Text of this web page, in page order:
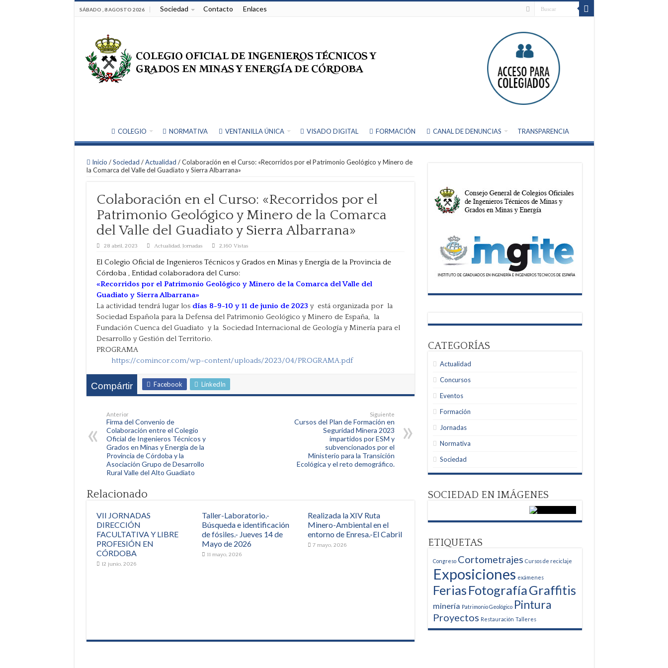
SÁBADO , 8 AGOSTO 2026 Sociedad Contacto Enlaces
COLEGIO NORMATIVA VENTANILLA ÚNICA VISADO DIGITAL FORMACIÓN CANAL DE DENUNCIAS TRANSPARENCIA
Inicio / Sociedad / Actualidad / Colaboración en el Curso: «Recorridos por el Patrimonio Geológico y Minero de
la Comarca del Valle del Guadiato y Sierra Albarrana»
Colaboración en el Curso: «Recorridos por el
Patrimonio Geológico y Minero de la Comarca
del Valle del Guadiato y Sierra Albarrana»
28 abril, 2023 Actualidad, Jornadas 2,160 Vistas
El Colegio Oficial de Ingenieros Técnicos y Grados en Minas y Energía de la Provincia de
Córdoba , Entidad colaboradora del Curso:
«Recorridos por el Patrimonio Geológico y Minero de la Comarca del Valle del
Guadiato y Sierra Albarrana»
La actividad tendrá lugar los días 8-9-10 y 11 de junio de 2023 y está organizada por la
Sociedad Española para la Defensa del Patrimonio Geológico y Minero de España, la
Fundación Cuenca del Guadiato y la Sociedad Internacional de Geología y Minería para el
Desarrollo y Gestión del Territorio.
PROGRAMA
https://comincor.com/wp-content/uploads/2023/04/PROGRAMA.pdf
Compártir Facebook LinkedIn
Anterior
Firma del Convenio de
Colaboración entre el Colegio
Oficial de Ingenieros Técnicos y
Grados en Minas y Energía de la
Provincia de Córdoba y la
Asociación Grupo de Desarrollo
Rural Valle del Alto Guadiato
Siguiente
Cursos del Plan de Formación en
Seguridad Minera 2023
impartidos por ESM y
subvencionados por el
Ministerio para la Transición
Ecológica y el reto demográfico.
Relacionado
VII JORNADAS
DIRECCIÓN
FACULTATIVA Y LIBRE
PROFESIÓN EN
CÓRDOBA
12 junio, 2026
Taller-Laboratorio.-
Búsqueda e identificación
de fósiles.- Jueves 14 de
Mayo de 2026
11 mayo, 2026
Realizada la XIV Ruta
Minero-Ambiental en el
entorno de Enresa.-El Cabril
7 mayo, 2026
CATEGORÍAS
Actualidad
Concursos
Eventos
Formación
Jornadas
Normativa
Sociedad
SOCIEDAD EN IMÁGENES
ETIQUETAS
Congreso Cortometrajes Cursos de reciclaje
Exposiciones exámenes
Ferias FotografíaGraffitis
minería Patrimonio Geológico Pintura
Proyectos Restauración Talleres